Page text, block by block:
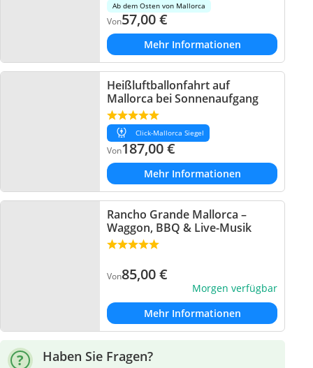
Ab dem Osten von Mallorca
Von57,00€
Mehr Informationen
Heißluftballonfahrt auf
Mallorca bei Sonnenaufgang
Click-Mallorca Siegel
Von187,00€
Mehr Informationen
Rancho Grande Mallorca –
Waggon, BBQ & Live-Musik
Von85,00€
Morgen verfügbar
Mehr Informationen
Haben Sie Fragen?